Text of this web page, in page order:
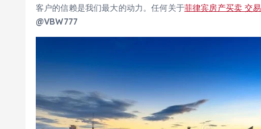
客户的信赖是我们最大的动力。任何关于菲律宾房产买卖 交易
@VBW777